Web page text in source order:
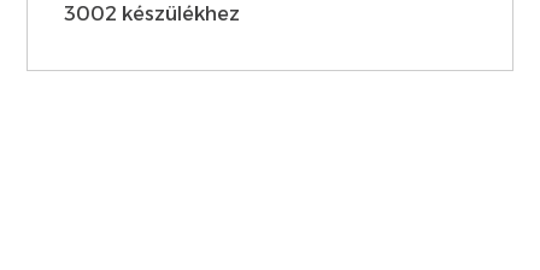
3002 készülékhez